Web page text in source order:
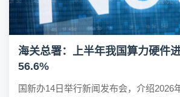
海关总署：上半年我国算力硬件
56.6%
国新办14日举行新闻发布会，介绍2026